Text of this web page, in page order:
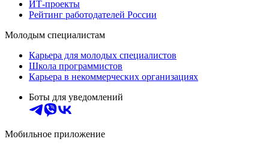
ИТ-проекты
Рейтинг работодателей России
Молодым специалистам
Карьера для молодых специалистов
Школа программистов
Карьера в некоммерческих организациях
Боты для уведомлений
Мобильное приложение